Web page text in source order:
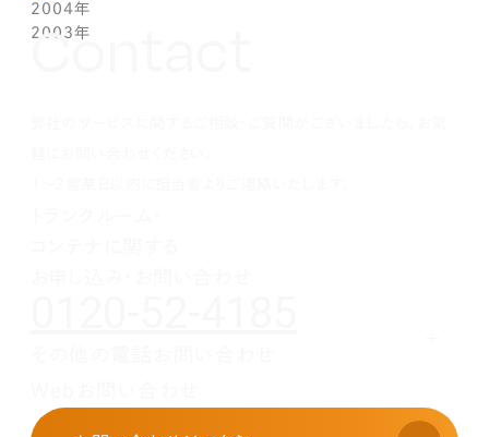
1月(1)
2月(5)
1月(3)
3月(3)
2月(6)
4月(1)
3月(1)
4月(1)
3月(1)
4月(1)
3月(3)
7月(3)
5月(2)
7月(5)
6月(2)
8月(4)
7月(3)
10月(1)
9月(2)
11月(1)
10月(2)
10月(2)
8月(4)
2004年
12月(4)
2003年
Contact
お申し込み・お問い合わせ
03-3526-8568